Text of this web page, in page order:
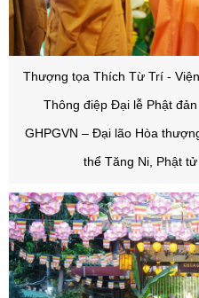
Thượng tọa Thích Từ Trí -
Thông điệp Đại lễ Phật
GHPGVN – Đại lão Hòa
thể Tăng Ni, Phật